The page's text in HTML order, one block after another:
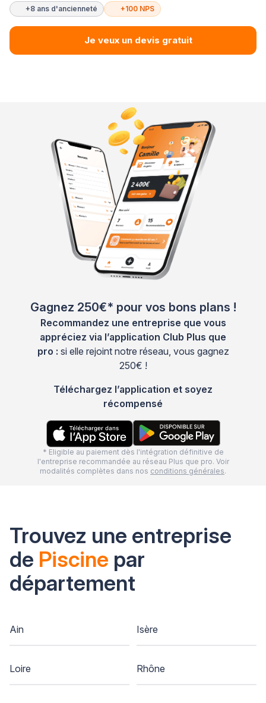
+8 ans d'ancienneté +100 NPS
Je veux un devis gratuit
Gagnez 250€* pour vos bons plans !
Recommandez une entreprise que vous
appréciez via l’application Club Plus que
pro : si elle rejoint notre réseau, vous gagnez
250€ !
Téléchargez l’application et soyez
récompensé
* Eligible au paiement dès l'intégration définitive de
l'entreprise recommandée au réseau Plus que pro. Voir
modalités complètes dans nos conditions générales.
Trouvez une entreprise
de Piscine par
département
Ain Isère
Loire Rhône